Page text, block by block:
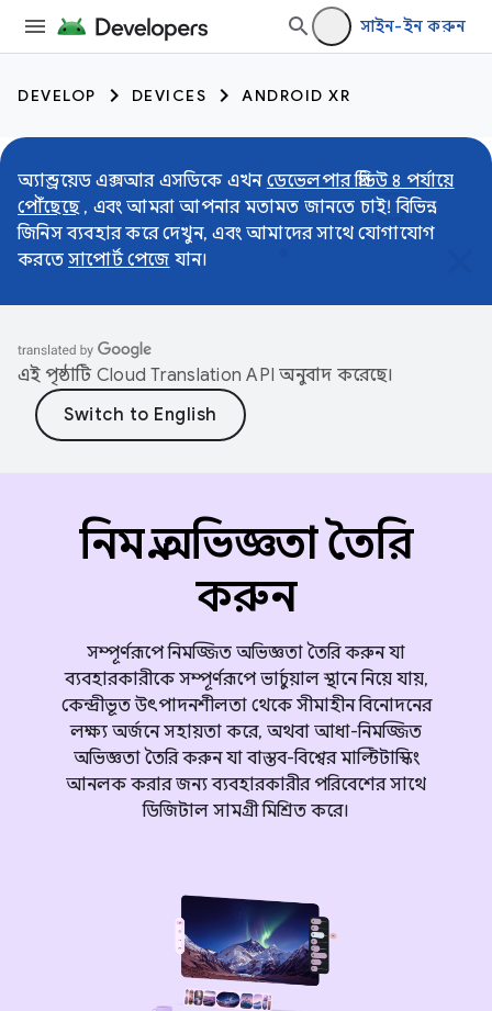
সাইন-ইন করুন
DEVELOP DEVICES ANDROID XR
অ্যান্ড্রয়েড এক্সআর এসডিকে এখন ডেভেলপার প্রিভিউ ৪ পর্যায়ে
পৌঁছেছে, এবং আমরা আপনার মতামত জানতে চাই! বিভিন্ন
জিনিস ব্যবহার করে দেখুন, এবং আমাদের সাথে যোগাযোগ
করতে সাপোর্ট পেজে যান।
এই পৃষ্ঠাটি Cloud Translation API অনুবাদ করেছে।
নিমগ্ন অভিজ্ঞতা তৈরি
করুন
সম্পূর্ণরূপে নিমজ্জিত অভিজ্ঞতা তৈরি করুন যা
ব্যবহারকারীকে সম্পূর্ণরূপে ভার্চুয়াল স্থানে নিয়ে যায়,
কেন্দ্রীভূত উৎপাদনশীলতা থেকে সীমাহীন বিনোদনের
লক্ষ্য অর্জনে সহায়তা করে, অথবা আধা-নিমজ্জিত
অভিজ্ঞতা তৈরি করুন যা বাস্তব-বিশ্বের মাল্টিটাস্কিং
আনলক করার জন্য ব্যবহারকারীর পরিবেশের সাথে
ডিজিটাল সামগ্রী মিশ্রিত করে।